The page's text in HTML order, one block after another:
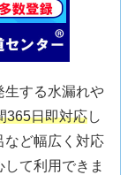
生する水漏れや
365日即対応し
など幅広く対応
て利用できま